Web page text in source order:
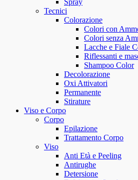
Spray
Tecnici
Colorazione
Colori con
Colori senza
Lacche e Fiale
Riflessanti e
Shampoo Color
Decolorazione
Oxi Attivatori
Permanente
Stirature
Viso e Corpo
Corpo
Epilazione
Trattamento Corpo
Viso
Anti Età e Peeling
Antirughe
Detersione